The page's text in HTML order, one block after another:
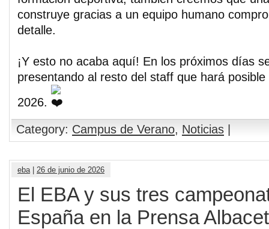
construye gracias a un equipo humano
detalle.
¡Y esto no acaba aquí! En los próximos días
presentando al resto del staff que hará posible
2026.
Category: Campus de Verano, Noticias |
eba | 26 de junio de 2026
El EBA y sus tres
España en la Prensa